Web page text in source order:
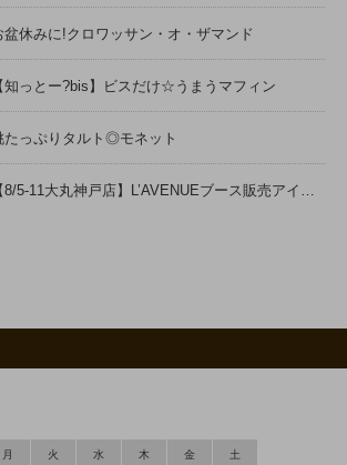
月 火 水 木 金 土